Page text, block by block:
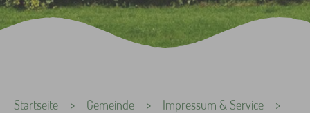
Startseite Gemeinde
Impressum & Service